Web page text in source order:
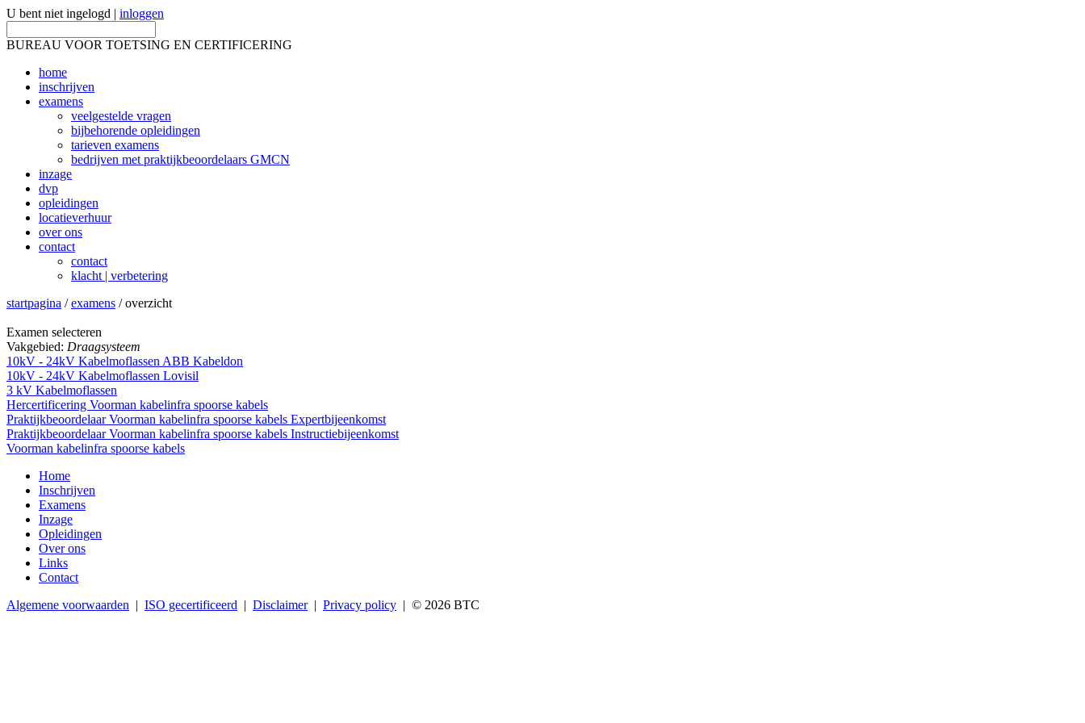
U bent niet ingelogd | inloggen
BUREAU VOOR TOETSING EN CERTIFICERING
home
inschrijven
examens
veelgestelde vragen
bijbehorende opleidingen
tarieven examens
bedrijven met praktijkbeoordelaars GMCN
inzage
dvp
opleidingen
locatieverhuur
over ons
contact
contact
klacht | verbetering
startpagina /examens / overzicht
Examen selecteren
Vakgebied: Draagsysteem
10kV - 24kV Kabelmoflassen ABB Kabeldon
10kV - 24kV Kabelmoflassen Lovisil
3 kV Kabelmoflassen
Hercertificering Voorman kabelinfra spoorse kabels
Praktijkbeoordelaar Voorman kabelinfra spoorse kabels Expertbijeenkomst
Praktijkbeoordelaar Voorman kabelinfra spoorse kabels Instructiebijeenkomst
Voorman kabelinfra spoorse kabels
Home
Inschrijven
Examens
Inzage
Opleidingen
Over ons
Links
Contact
Algemene voorwaarden | ISO gecertificeerd | Disclaimer| Privacy policy | © 2026 BTC